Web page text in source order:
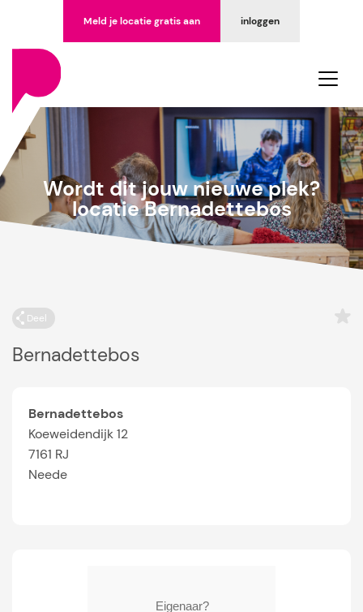
inloggen
Meld je locatie gratis aan
Wordt dit jouw nieuwe plek?
locatie Bernadettebos
Deel
Bernadettebos
Bernadettebos
Koeweidendijk 12
7161 RJ
Neede